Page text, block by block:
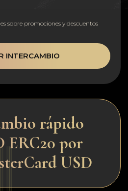
sobre promociones y descuentos
INTERCAMBIO
rápido
ERC20 por
USD